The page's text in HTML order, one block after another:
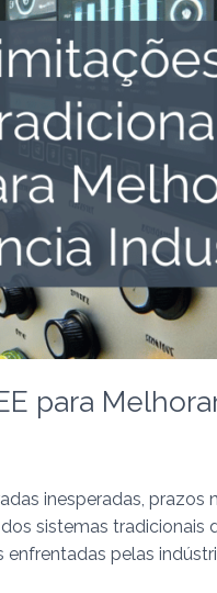
para
inesperadas, prazos
sistemas tradicionais
pelas